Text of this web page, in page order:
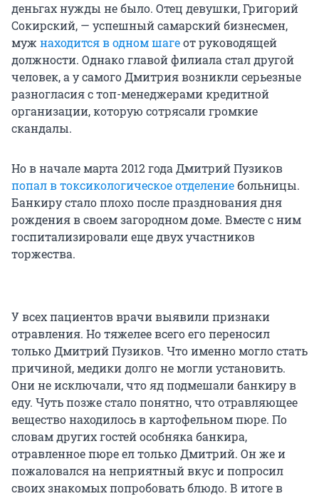
деньгах нужды не было. Отец девушки, Григорий
Сокирский, — успешный самарский бизнесмен,
муж находится в одном шагеот руководящей
должности. Однако главой филиала стал другой
человек, а у самого Дмитрия возникли серьезные
разногласия с топ-менеджерами кредитной
организации, которую сотрясали громкие
скандалы.
Но в начале марта 2012 года Дмитрий Пузиков
попал в токсикологическое отделениебольницы.
Банкиру стало плохо после празднования дня
рождения в своем загородном доме. Вместе с ним
госпитализировали еще двух участников
торжества.
У всех пациентов врачи выявили признаки
отравления. Но тяжелее всего его переносил
только Дмитрий Пузиков. Что именно могло стать
причиной, медики долго не могли установить.
Они не исключали, что яд подмешали банкиру в
еду. Чуть позже стало понятно, что отравляющее
вещество находилось в картофельном пюре. По
словам других гостей особняка банкира,
отравленное пюре ел только Дмитрий. Он же и
пожаловался на неприятный вкус и попросил
своих знакомых попробовать блюдо. В итоге в